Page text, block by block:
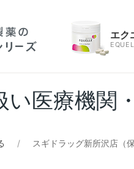
エク
い医療機関
スギドラッグ新所沢店（